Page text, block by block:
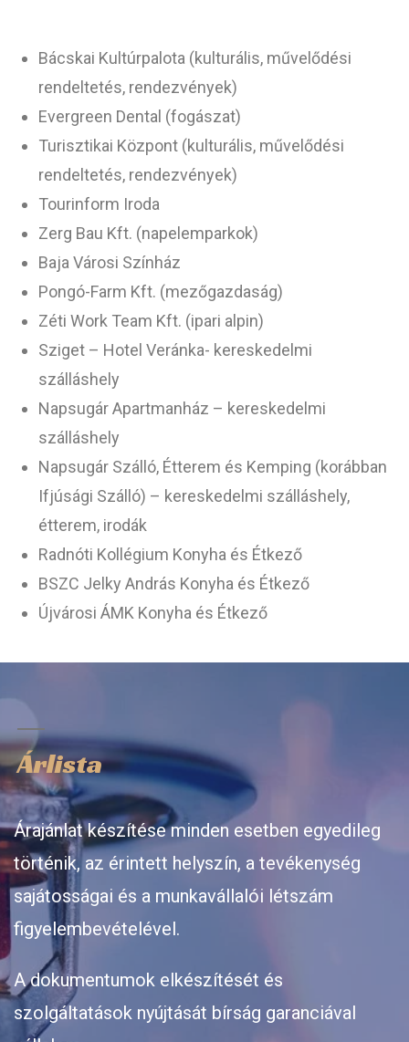
Bácskai Kultúrpalota (kulturális, művelődési
rendeltetés, rendezvények)
Evergreen Dental (fogászat)
Turisztikai Központ (kulturális, művelődési
rendeltetés, rendezvények)
Tourinform Iroda
Zerg Bau Kft. (napelemparkok)
Baja Városi Színház
Pongó-Farm Kft. (mezőgazdaság)
Zéti Work Team Kft. (ipari alpin)
Sziget – Hotel Veránka- kereskedelmi
szálláshely
Napsugár Apartmanház – kereskedelmi
szálláshely
Napsugár Szálló, Étterem és Kemping (korábban
Ifjúsági Szálló) – kereskedelmi szálláshely,
étterem, irodák
Radnóti Kollégium Konyha és Étkező
BSZC Jelky András Konyha és Étkező
Újvárosi ÁMK Konyha és Étkező
Árlista
Árajánlat készítése minden esetben egyedileg
történik, az érintett helyszín, a tevékenység
sajátosságai és a munkavállalói létszám
figyelembevételével.
A dokumentumok elkészítését és
szolgáltatások nyújtását bírság garanciával